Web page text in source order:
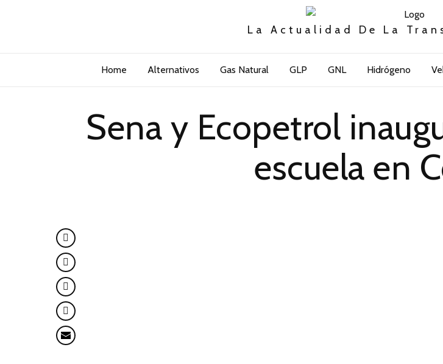
La Actualidad De La
Home Alternativos Gas Natural GLP GNL Hidrógeno
Sena y Ecopetrol
escuela en